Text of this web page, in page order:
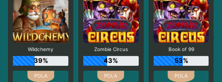
Wildchemy
39%
Zombie Circus
43%
Book of 99
53%